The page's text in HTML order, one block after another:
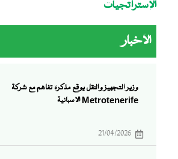
الإستراتجيات
الأخبار
وزير التجهيز والنقل يوقع مذكرة تفاهم مع شركة
Metrotenerife الإسبانية
21/04/2026